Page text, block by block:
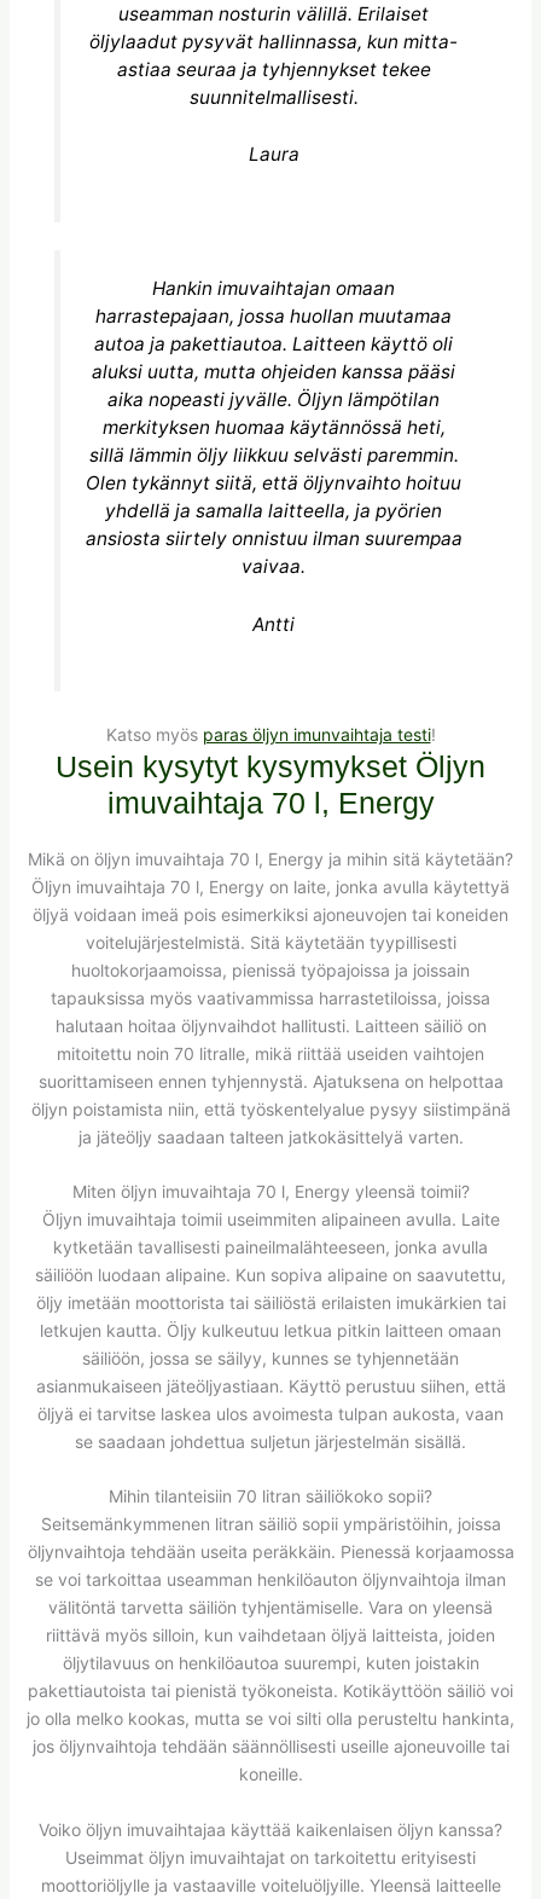
useamman nosturin välillä. Erilaiset
öljylaadut pysyvät hallinnassa, kun mitta-
astiaa seuraa ja tyhjennykset tekee
suunnitelmallisesti.
Laura
Hankin imuvaihtajan omaan
harrastepajaan, jossa huollan muutamaa
autoa ja pakettiautoa. Laitteen käyttö oli
aluksi uutta, mutta ohjeiden kanssa pääsi
aika nopeasti jyvälle. Öljyn lämpötilan
merkityksen huomaa käytännössä heti,
sillä lämmin öljy liikkuu selvästi paremmin.
Olen tykännyt siitä, että öljynvaihto hoituu
yhdellä ja samalla laitteella, ja pyörien
ansiosta siirtely onnistuu ilman suurempaa
vaivaa.
Antti
Katso myös paras öljyn imunvaihtaja testi!
Usein kysytyt kysymykset Öljyn
imuvaihtaja 70 l, Energy
Mikä on öljyn imuvaihtaja 70 l, Energy ja mihin sitä käytetään?
Öljyn imuvaihtaja 70 l, Energy on laite, jonka avulla käytettyä
öljyä voidaan imeä pois esimerkiksi ajoneuvojen tai koneiden
voitelujärjestelmistä. Sitä käytetään tyypillisesti
huoltokorjaamoissa, pienissä työpajoissa ja joissain
tapauksissa myös vaativammissa harrastetiloissa, joissa
halutaan hoitaa öljynvaihdot hallitusti. Laitteen säiliö on
mitoitettu noin 70 litralle, mikä riittää useiden vaihtojen
suorittamiseen ennen tyhjennystä. Ajatuksena on helpottaa
öljyn poistamista niin, että työskentelyalue pysyy siistimpänä
ja jäteöljy saadaan talteen jatkokäsittelyä varten.
Miten öljyn imuvaihtaja 70 l, Energy yleensä toimii?
Öljyn imuvaihtaja toimii useimmiten alipaineen avulla. Laite
kytketään tavallisesti paineilmalähteeseen, jonka avulla
säiliöön luodaan alipaine. Kun sopiva alipaine on saavutettu,
öljy imetään moottorista tai säiliöstä erilaisten imukärkien tai
letkujen kautta. Öljy kulkeutuu letkua pitkin laitteen omaan
säiliöön, jossa se säilyy, kunnes se tyhjennetään
asianmukaiseen jäteöljyastiaan. Käyttö perustuu siihen, että
öljyä ei tarvitse laskea ulos avoimesta tulpan aukosta, vaan
se saadaan johdettua suljetun järjestelmän sisällä.
Mihin tilanteisiin 70 litran säiliökoko sopii?
Seitsemänkymmenen litran säiliö sopii ympäristöihin, joissa
öljynvaihtoja tehdään useita peräkkäin. Pienessä korjaamossa
se voi tarkoittaa useamman henkilöauton öljynvaihtoja ilman
välitöntä tarvetta säiliön tyhjentämiselle. Vara on yleensä
riittävä myös silloin, kun vaihdetaan öljyä laitteista, joiden
öljytilavuus on henkilöautoa suurempi, kuten joistakin
pakettiautoista tai pienistä työkoneista. Kotikäyttöön säiliö voi
jo olla melko kookas, mutta se voi silti olla perusteltu hankinta,
jos öljynvaihtoja tehdään säännöllisesti useille ajoneuvoille tai
koneille.
Voiko öljyn imuvaihtajaa käyttää kaikenlaisen öljyn kanssa?
Useimmat öljyn imuvaihtajat on tarkoitettu erityisesti
moottoriöljylle ja vastaaville voiteluöljyille. Yleensä laitteelle